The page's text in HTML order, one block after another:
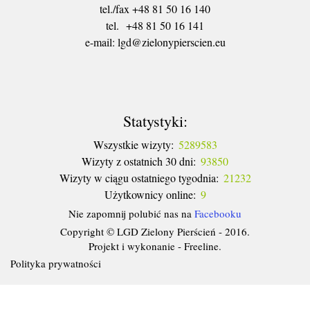
tel./fax +48 81 50 16 140
tel. +48 81 50 16 141
​e-mail: lgd@zielonypierscien.eu
Statystyki:
Wszystkie wizyty: 5289583
Wizyty z ostatnich 30 dni: 93850
Wizyty w ciągu ostatniego tygodnia: 21232
Użytkownicy online: 9
Nie zapomnij polubić nas na Facebooku
Copyright © LGD Zielony Pierścień - 2016.
Projekt i wykonanie - Freeline.
Polityka prywatności